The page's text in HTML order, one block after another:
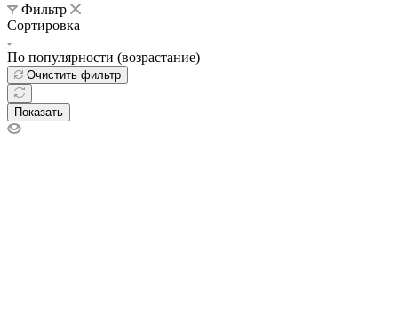
Фильтр
Сортировка
По популярности (возрастание)
Очистить фильтр
Показать